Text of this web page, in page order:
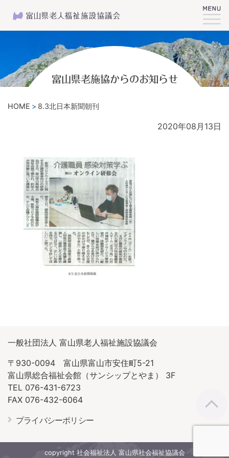
富山県老施協からのお知らせ
HOME 8.3北日本新聞朝刊
2020年08月13日
一般社団法人 富山県老人福祉施設協議会
〒930-0094 富山県富山市安住町5-21
富山県総合福祉会館（サンシップとやま） 3F
TEL 076-431-6723
FAX 076-432-6064
プライバシーポリシー
copyright 社会福祉法人 富山県社会福祉協議会